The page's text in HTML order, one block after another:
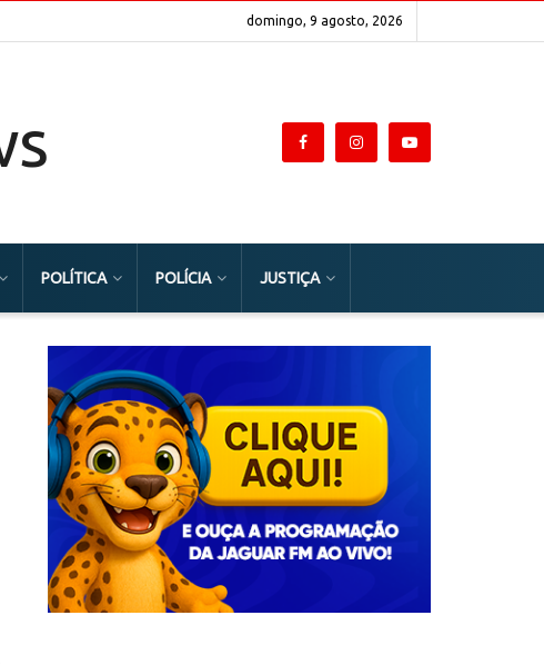
domingo, 9 agosto, 2026
POLÍTICA POLÍCIA JUSTIÇA